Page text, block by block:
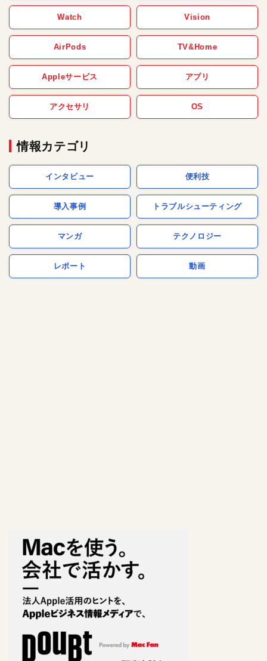
Watch Vision
AirPods TV&Home
Appleサービス アプリ
アクセサリ OS
情報カテゴリ
インタビュー 便利技
導入事例 トラブルシューティング
マンガ テクノロジー
レポート 動画